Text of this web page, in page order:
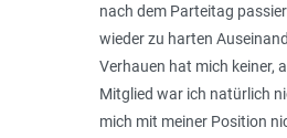
nach dem Parteitag
wieder zu harten
Verhauen hat mich keiner,
Mitglied war ich natürlich
mich mit meiner Position